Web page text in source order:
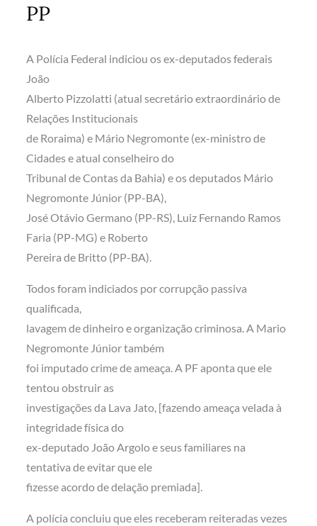
PP
A Polícia Federal indiciou os ex-deputados federais
João
Alberto Pizzolatti (atual secretário extraordinário de
Relações Institucionais
de Roraima) e Mário Negromonte (ex-ministro de
Cidades e atual conselheiro do
Tribunal de Contas da Bahia) e os deputados Mário
Negromonte Júnior (PP-BA),
José Otávio Germano (PP-RS), Luiz Fernando Ramos
Faria (PP-MG) e Roberto
Pereira de Britto (PP-BA).
Todos foram indiciados por corrupção passiva
qualificada,
lavagem de dinheiro e organização criminosa. A Mario
Negromonte Júnior também
foi imputado crime de ameaça. A PF aponta que ele
tentou obstruir as
investigações da Lava Jato, [fazendo ameaça velada à
integridade física do
ex-deputado João Argolo e seus familiares na
tentativa de evitar que ele
fizesse acordo de delação premiada].
A polícia concluiu que eles receberam reiteradas vezes